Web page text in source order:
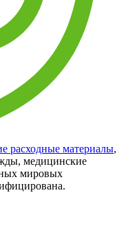
расходные материалы,
медицинские
мировых